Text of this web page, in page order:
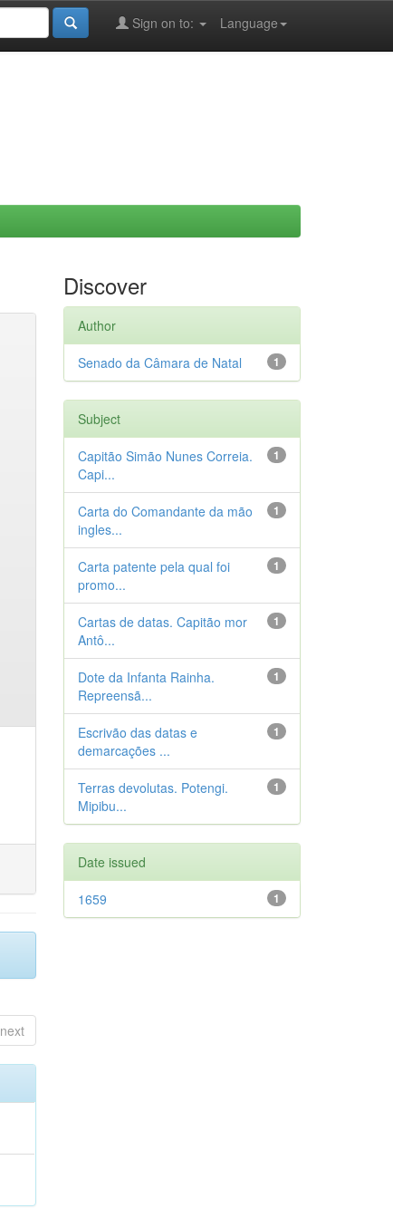
Language
Sign on to:
next
Discover
Author
1
Senado da Câmara de Natal
Subject
1
Capitão Simão Nunes Correia.
Capi...
1
Carta do Comandante da mão
ingles...
1
Carta patente pela qual foi
promo...
1
Cartas de datas. Capitão mor
Antô...
1
Dote da Infanta Rainha.
Repreensã...
1
Escrivão das datas e
demarcações ...
1
Terras devolutas. Potengi.
Mipibu...
Date issued
1
1659